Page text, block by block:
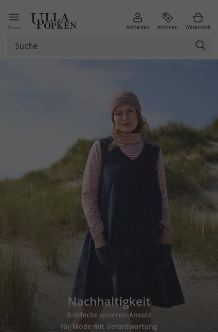
Menü Anmelden Aktionen Warenkorb
Nachhaltigkeit
Entdecke unseren Ansatz
für Mode mit Verantwortung